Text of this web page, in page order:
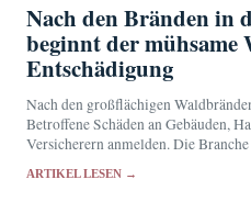
Nach den Bränden in
beginnt der mühsame
Entschädigung
Nach den großflächigen
Betroffene Schäden an Gebäuden,
Versicherern anmelden. Die
ARTIKEL LESEN →